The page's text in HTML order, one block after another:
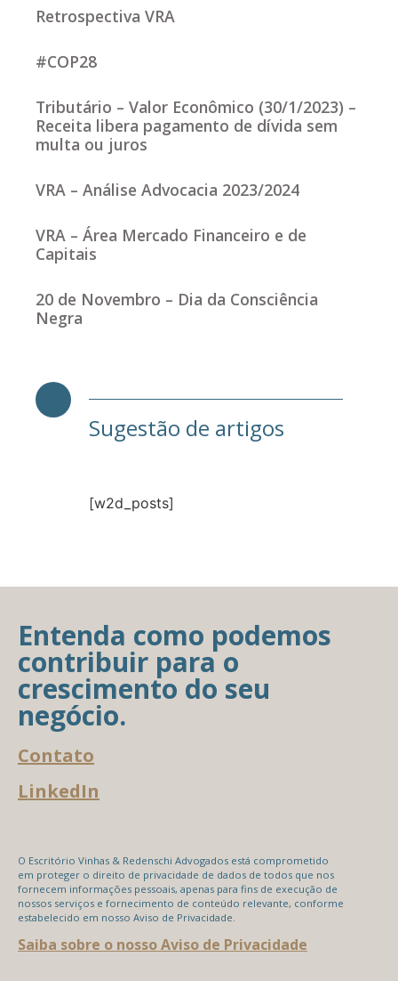
Retrospectiva VRA
#COP28
Tributário – Valor Econômico (30/1/2023) –
Receita libera pagamento de dívida sem
multa ou juros
VRA – Análise Advocacia 2023/2024
VRA – Área Mercado Financeiro e de
Capitais
20 de Novembro – Dia da Consciência
Negra
Sugestão de artigos
[w2d_posts]
Entenda como podemos
contribuir para o
crescimento do seu
negócio.
Contato
LinkedIn
O Escritório Vinhas & Redenschi Advogados está comprometido
em proteger o direito de privacidade de dados de todos que nos
fornecem informações pessoais, apenas para fins de execução de
nossos serviços e fornecimento de conteúdo relevante, conforme
estabelecido em nosso Aviso de Privacidade.
Saiba sobre o nosso Aviso de Privacidade